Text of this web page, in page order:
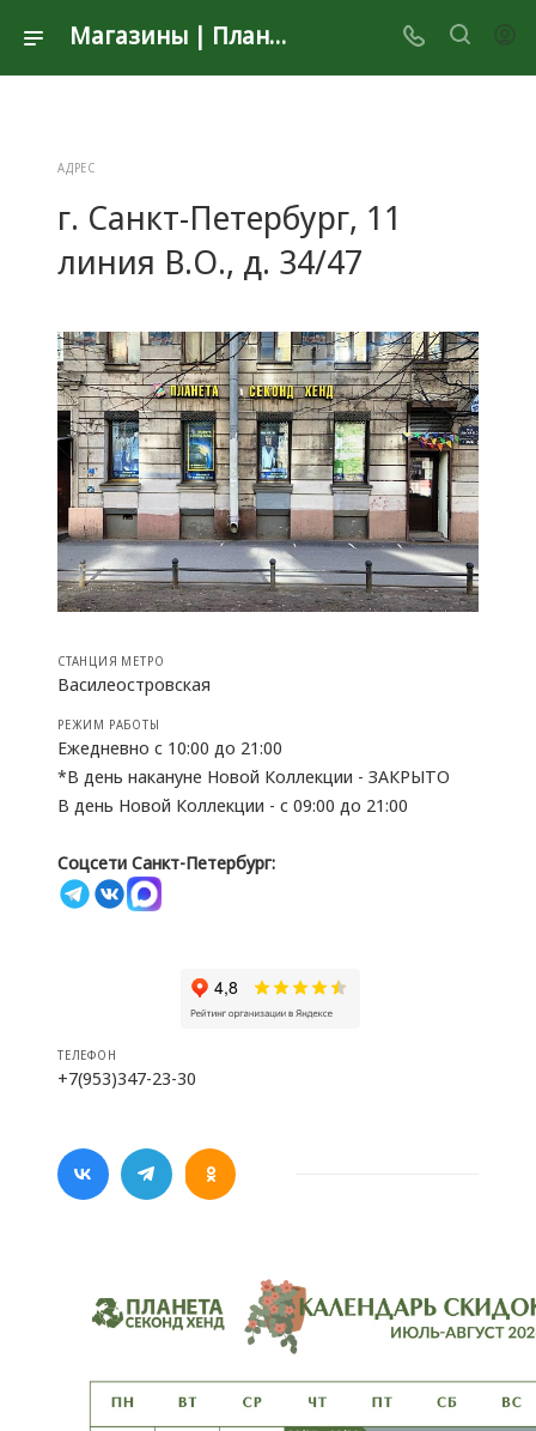
Магазины | Планета Секонд Хенд
АДРЕС
г. Санкт-Петербург, 11
линия В.О., д. 34/47
СТАНЦИЯ МЕТРО
Василеостровская
РЕЖИМ РАБОТЫ
Ежедневно с 10:00 до 21:00
*В день накануне Новой Коллекции - ЗАКРЫТО
В день Новой Коллекции - с 09:00 до 21:00
Соцсети Санкт-Петербург:
ТЕЛЕФОН
+7(953)347-23-30